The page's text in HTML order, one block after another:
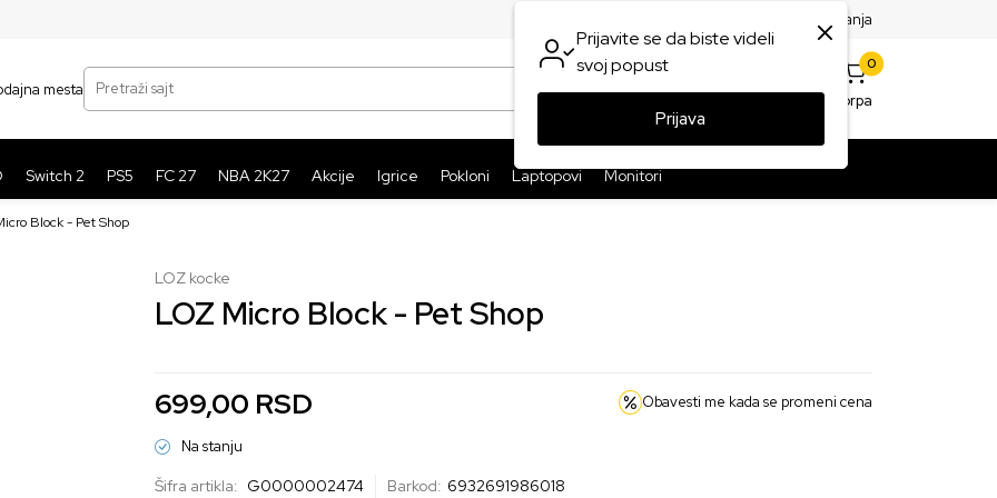
Najčešća pitanja
mesta
Pretraži sajt
Omiljeno
0
Korpa
Switch 2 PS5 FC 27 NBA 2K27 Akcije Igrice Pokloni Laptopovi Monitori
Block - Pet Shop
LOZ kocke
LOZ Micro Block - Pet Shop
699,00 RSD Obavesti me kada se promeni cena
Na stanju
Šifra artikla: G0000002474 Barkod: 6932691986018
Prijavite se da biste videli
svoj popust
Prijava